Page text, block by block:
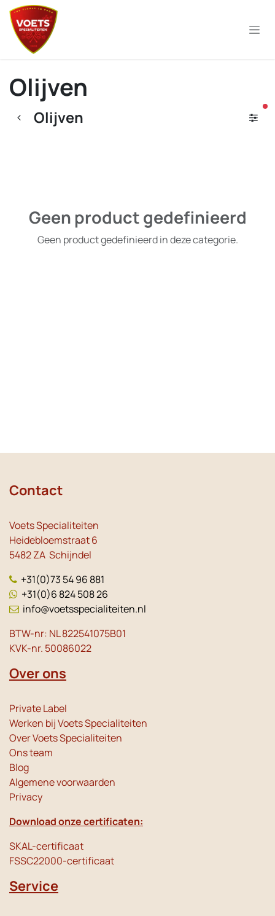
Overslaan naar inhoud
Olijven
Olijven
Geen product gedefinieerd
Geen product gedefinieerd in deze categorie.
Contact
Voets Specialiteiten
Heidebloemstraat 6
5482 ZA Schijndel
+31(0)73 54 96 881
+31(0)6 824 508 26
info@voetsspecialiteiten.nl
BTW-nr: NL 822541075B01
KVK-nr. 50086022
Over ons
Private Label
Werken bij Voets Specialiteiten
Over Voets Specialiteiten
Ons team
Blog
Algemene voorwaarden
Privacy
Download onze certificaten:
SKAL-certificaat
FSSC22000-certificaat
Service